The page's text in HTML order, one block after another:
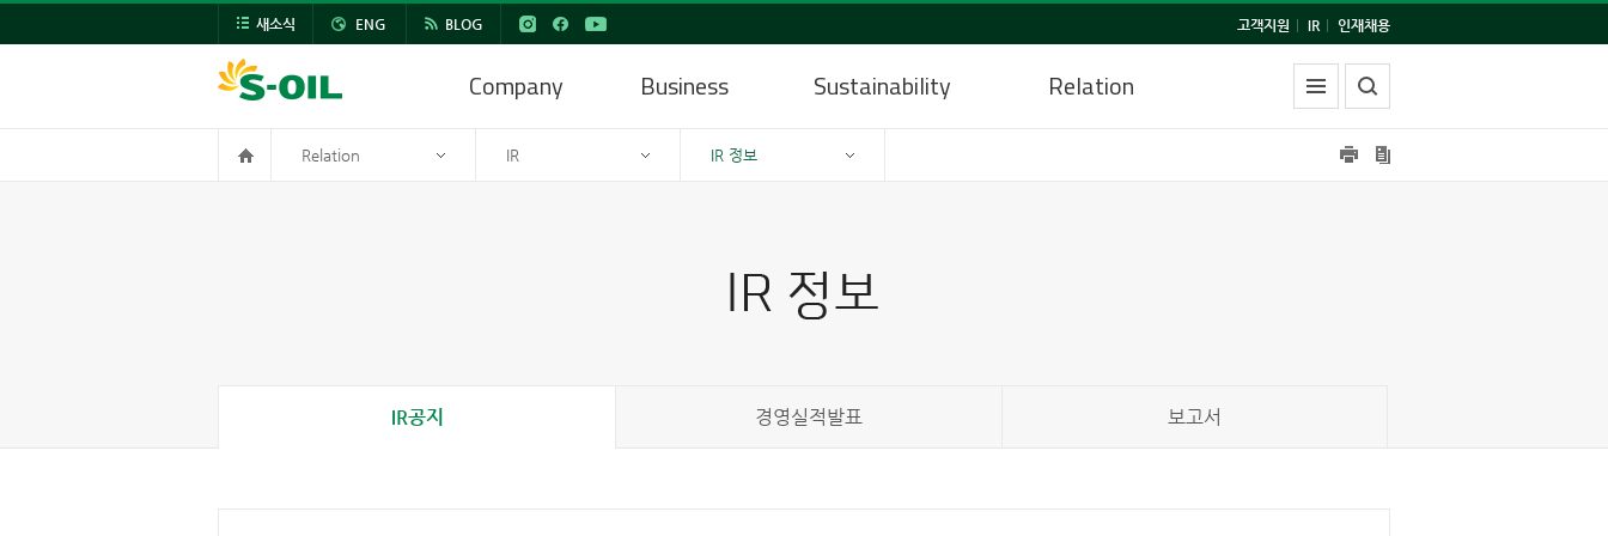
새소식 ENG BLOG 고객지원 IR 인재채용
Company Business Sustainability Relation
Relation IR IR 정보
IR공지 경영실적발표 보고서